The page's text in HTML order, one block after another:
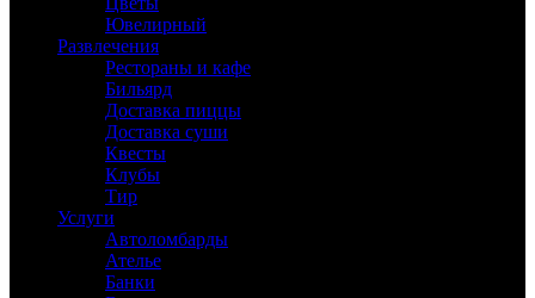
Ювелирный
Развлечения
Рестораны и кафе
Бильярд
Доставка пиццы
Доставка суши
Квесты
Клубы
Тир
Услуги
Автоломбарды
Ателье
Банки